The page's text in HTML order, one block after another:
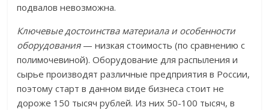
подвалов невозможна.
Ключевые достоинства материала и особенности
оборудования— низкая стоимость (по сравнению с
полимочевиной). Оборудование для распыления и
сырье производят различные предприятия в России,
поэтому старт в данном виде бизнеса стоит не
дороже 150 тысяч рублей. Из них 50-100 тысяч, в